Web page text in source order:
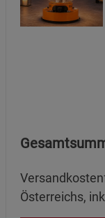
Österreichs,